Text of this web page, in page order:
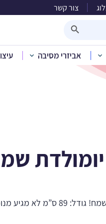
צור קשר
אביזרי מסיבה
בית» קטלוג מוצרים »
יומולדת
לא מגיע מנופח